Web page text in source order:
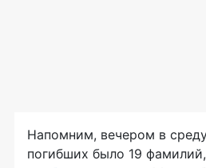
Напомним, вечером в
погибших было 19